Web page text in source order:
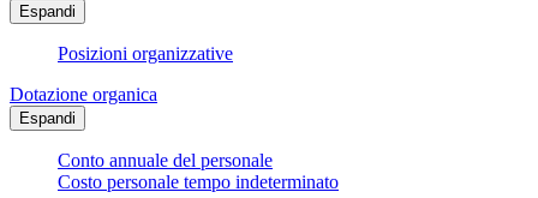
Espandi
Posizioni organizzative
Dotazione organica
Espandi
Conto annuale del personale
Costo personale tempo indeterminato